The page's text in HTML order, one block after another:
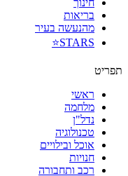
חינוך
בריאות
מהנעשה בעיר
STARS⭐
תפריט
ראשי
מלחמה
נדל"ן
טכנולוגיה
אוכל ובילויים
חנויות
רכב ותחבורה